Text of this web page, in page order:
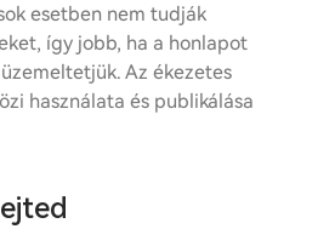
esetben nem tudják
így jobb, ha a honlapot
Az ékezetes
használata és publikálása